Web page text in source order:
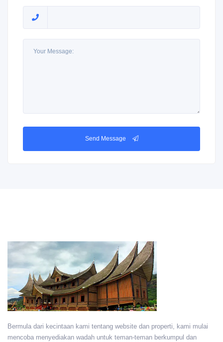
Send Message
Bermula dari kecintaan kami tentang website dan properti, kami mulai
mencoba menyediakan wadah untuk teman-teman berkumpul dan